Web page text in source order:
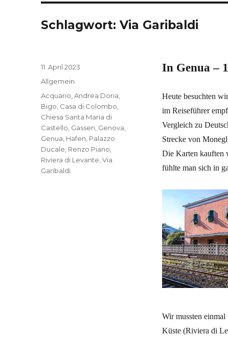
Schlagwort:Via Garibaldi
In Genua –
Heute besuchten
im Reiseführer
Vergleich zu
Strecke von
Die Karten kauften
fühlte man sich in
Wir mussten
Küste (Riviera di
Veröffentlicht
am
11. April 2023
Kategorien
Allgemein
Schlagwörter
Acquario ,Andrea Doria
Bigo Casa di Colombo
Chiesa Santa Maria di
Castello Gassen Genova
Genua Hafen Palazzo
Ducale Renzo Piano
Riviera di Levante ,Via
Garibaldi